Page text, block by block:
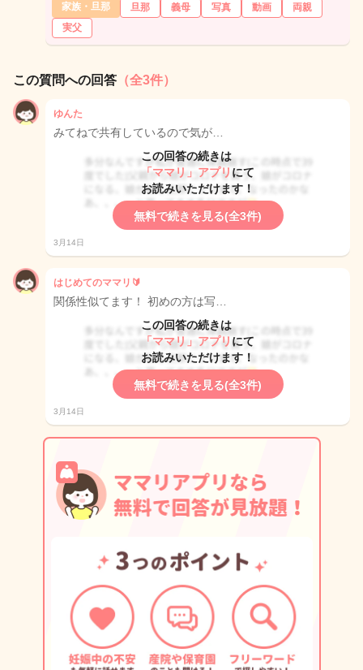
家族・旦那
旦那 義母 写真 動画
両親
実父
この質問への回答 （全3件）
ゆんた
みてねで共有しているので気が…
この回答の続きは
「ママリ」アプリ にて
お読みいただけます！
無料で続きを見る(全3件)
3月14日
はじめてのママリ🔰
関係性似てます！ 初めの方は写…
この回答の続きは
「ママリ」アプリ にて
お読みいただけます！
無料で続きを見る(全3件)
3月14日